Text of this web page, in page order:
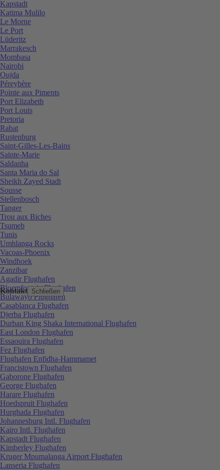
Kontakt Schließen
Kapstadt
Katima Mulilo
Le Morne
Le Port
Lüderitz
Marrakesch
Mombasa
Nairobi
Oujda
Péreybère
Pointe aux Piments
Port Elizabeth
Port Louis
Pretoria
Rabat
Rustenburg
Saint-Gilles-Les-Bains
Sainte-Marie
Saldanha
Santa Maria do Sal
Sheikh Zayed Stadt
Sousse
Stellenbosch
Tanger
Trou aux Biches
Tsumeb
Tunis
Umhlanga Rocks
Vacoas-Phoenix
Windhoek
Zanzibar
Agadir Flughafen
Bloemfontein Flughafen
Bulawayo Flughafen
Casablanca Flughafen
Djerba Flughafen
Durban King Shaka International Flughafen
East London Flughafen
Essaouira Flughafen
Fez Flughafen
Flughafen Enfidha-Hammamet
Francistown Flughafen
Gaborone Flughafen
George Flughafen
Harare Flughafen
Hoedspruit Flughafen
Hurghada Flughafen
Johannesburg Intl. Flughafen
Kairo Intl. Flughafen
Kapstadt Flughafen
Kimberley Flughafen
Kruger Mpumalanga Airport Flughafen
Lanseria Flughafen